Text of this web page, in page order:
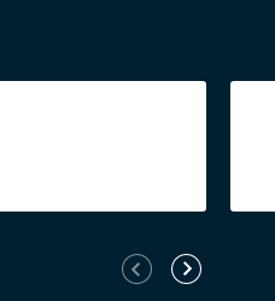
Élément
précédent
Élément
suivant